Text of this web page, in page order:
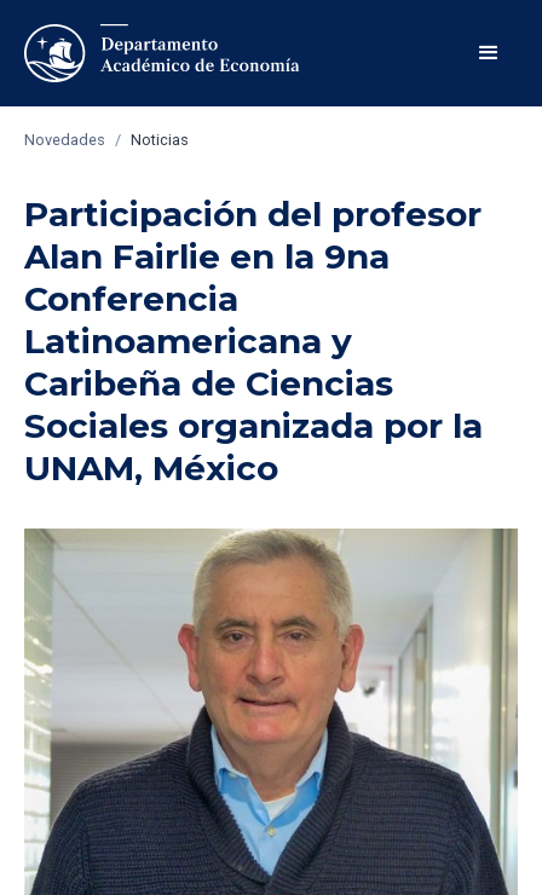
Novedades / Noticias
Participación del profesor
Alan Fairlie en la 9na
Conferencia
Latinoamericana y
Caribeña de Ciencias
Sociales organizada por la
UNAM, México